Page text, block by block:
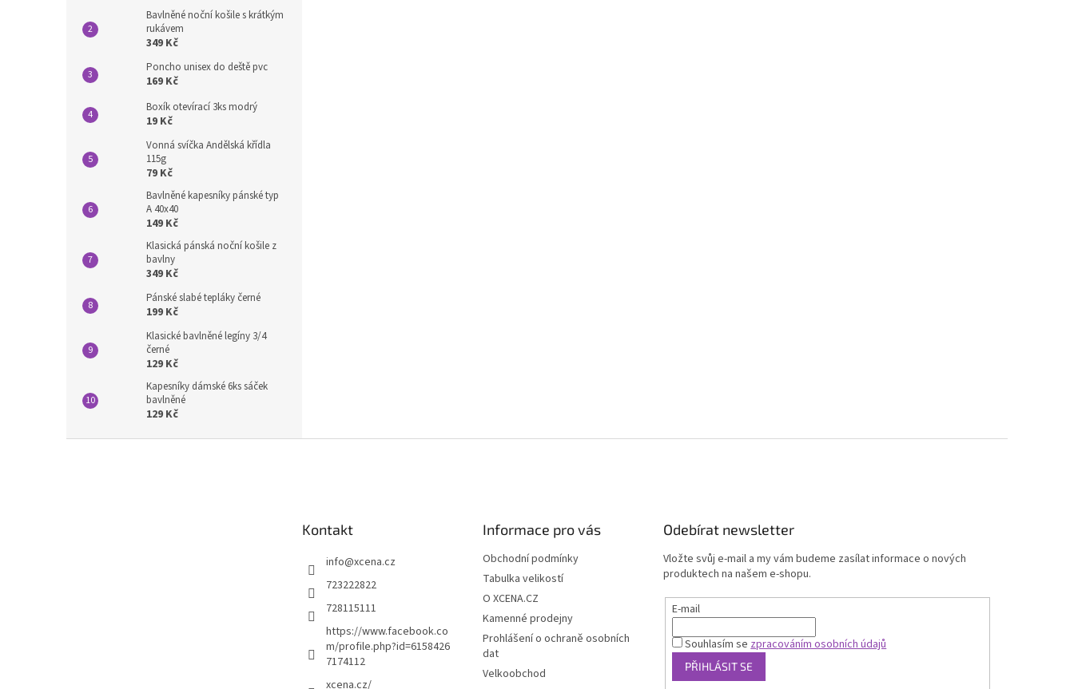
Bavlněné noční košile s krátkým
rukávem
349 Kč
Poncho unisex do deště pvc
169 Kč
Boxík otevírací 3ks modrý
19 Kč
Vonná svíčka Andělská křídla
115g
79 Kč
Bavlněné kapesníky pánské typ
A 40x40
149 Kč
Klasická pánská noční košile z
bavlny
349 Kč
Pánské slabé tepláky černé
199 Kč
Klasické bavlněné legíny 3/4
černé
129 Kč
Kapesníky dámské 6ks sáček
bavlněné
129 Kč
Kontakt
info@xcena.cz
723222822
728115111
https://www.facebook.co
m/profile.php?id=6158426
7174112
xcena.cz/
Informace pro vás
Obchodní podmínky
Tabulka velikostí
O XCENA.CZ
Kamenné prodejny
Prohlášení o ochraně osobních
dat
Velkoobchod
Odebírat newsletter
Vložte svůj e-mail a my vám budeme zasílat informace o nových
produktech na našem e-shopu.
E-mail
Souhlasím se zpracováním osobních údajů
PŘIHLÁSIT SE